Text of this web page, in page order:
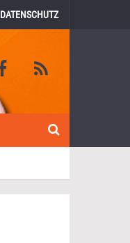
DATENSCHUTZ